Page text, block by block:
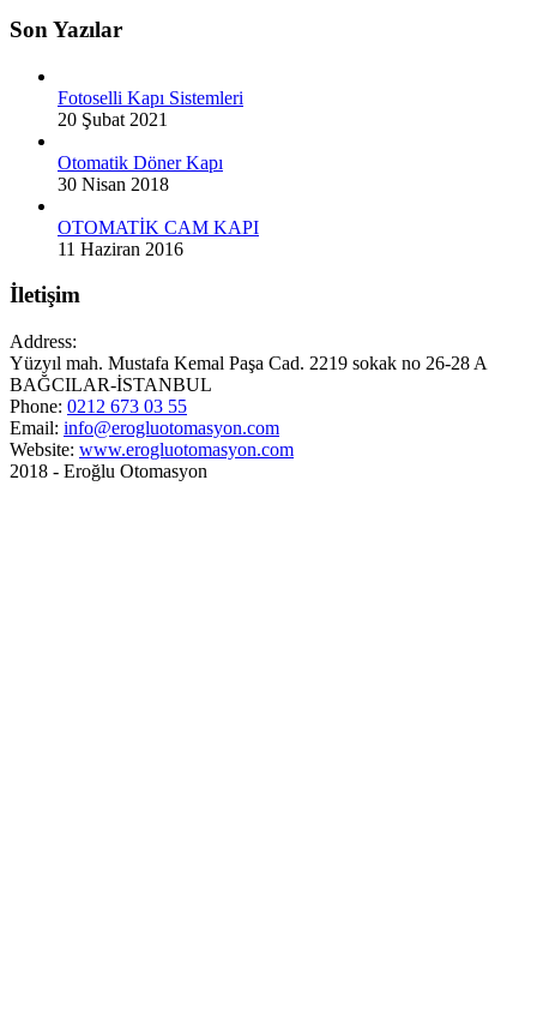
Son Yazılar
Fotoselli Kapı Sistemleri
20 Şubat 2021
Otomatik Döner Kapı
30 Nisan 2018
OTOMATİK CAM KAPI
11 Haziran 2016
İletişim
Address:
Yüzyıl mah. Mustafa Kemal Paşa Cad. 2219 sokak no 26-28 A
BAĞCILAR-İSTANBUL
Phone: 0212 673 03 55
Email: info@erogluotomasyon.com
Website: www.erogluotomasyon.com
2018 - Eroğlu Otomasyon